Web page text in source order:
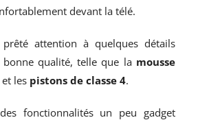
devant la télé.
prêté attention à quelques détails
bonne qualité, telle que la mousse
et les pistons de classe 4.
fonctionnalités un peu gadget